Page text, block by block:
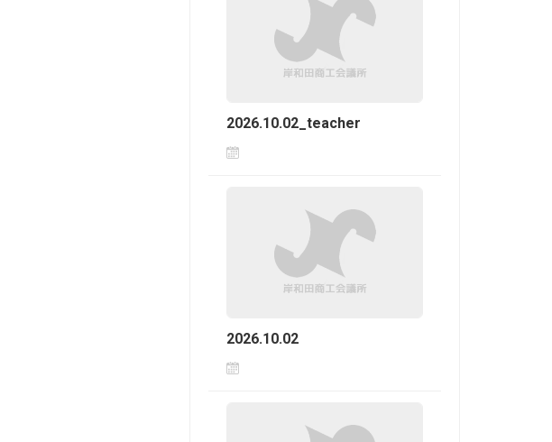
2026.10.02_teacher
2026.10.02